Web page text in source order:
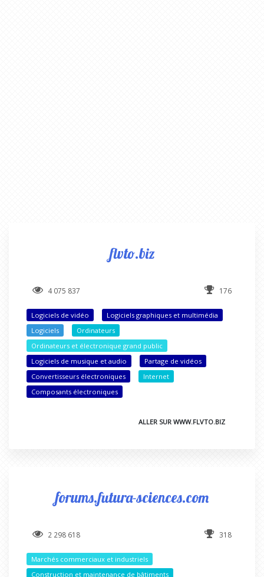
flvto.biz
4 075 837 176
Logiciels de vidéo
Logiciels graphiques et multimédia
Logiciels
Ordinateurs
Ordinateurs et électronique grand public
Logiciels de musique et audio
Partage de vidéos
Convertisseurs électroniques
Internet
Composants électroniques
ALLER SUR WWW.FLVTO.BIZ
forums.futura-sciences.com
2 298 618 318
Marchés commerciaux et industriels
Construction et maintenance de bâtiments